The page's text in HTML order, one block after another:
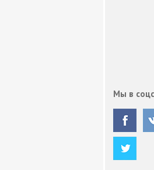
Мы в